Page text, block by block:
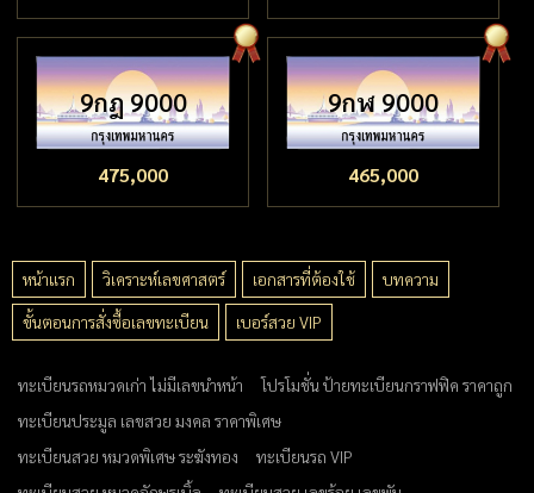
9กฎ 9000
475,000
9กฬ 9000
465,000
หน้าแรก วิเคราะห์เลขศาสตร์ เอกสารที่ต้องใช้
บทความ
ขั้นตอนการสั่งซื้อเลขทะเบียน
เบอร์สวย VIP
ทะเบียนรถหมวดเก่า ไม่มีเลขนำหน้า
โปรโมชั่น ป้ายทะเบียนกราฟฟิค ราคาถูก
ทะเบียนประมูล เลขสวย มงคล ราคาพิเศษ
ทะเบียนสวย หมวดพิเศษ ระฆังทอง
ทะเบียนรถ VIP